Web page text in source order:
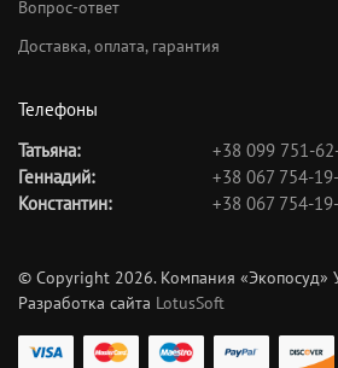
Вопрос-ответ
Доставка, оплата, гарантия
Телефоны
Татьяна:
+38 099 751-
Геннадий:
+38 067 754-
Константин:
+38 067 754-
© Copyright 2026. Компания «Экопосуд»
Разработка сайта LotusSoft